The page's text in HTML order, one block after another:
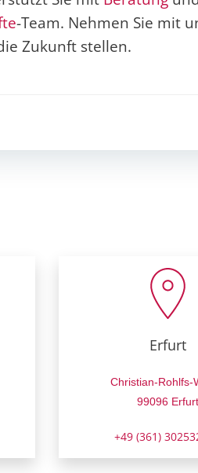
-Team. Nehmen Sie mit
Zukunft stellen.
navigation
Erfurt
Christian-Rohlfs-
99096 Erfurt
+49 (361)